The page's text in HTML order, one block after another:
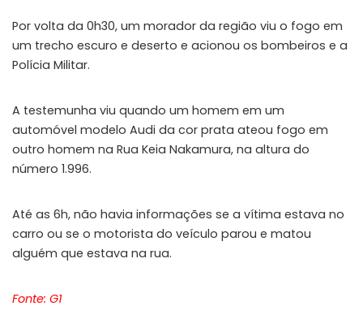
Por volta da 0h30, um morador da região viu o fogo em
um trecho escuro e deserto e acionou os bombeiros e a
Polícia Militar.
A testemunha viu quando um homem em um
automóvel modelo Audi da cor prata ateou fogo em
outro homem na Rua Keia Nakamura, na altura do
número 1.996.
Até as 6h, não havia informações se a vítima estava no
carro ou se o motorista do veículo parou e matou
alguém que estava na rua.
Fonte: G1